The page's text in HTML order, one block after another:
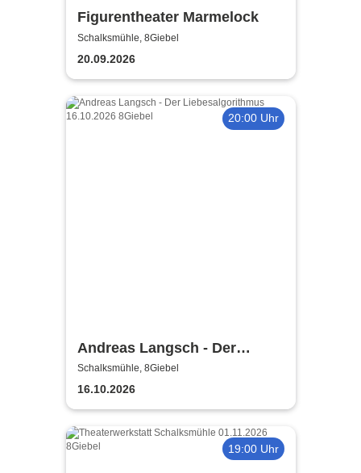
Figurentheater Marmelock
Schalksmühle, 8Giebel
20.09.2026
20:00 Uhr
Andreas Langsch - Der
Liebesalgorithmus
Schalksmühle, 8Giebel
16.10.2026
19:00 Uhr